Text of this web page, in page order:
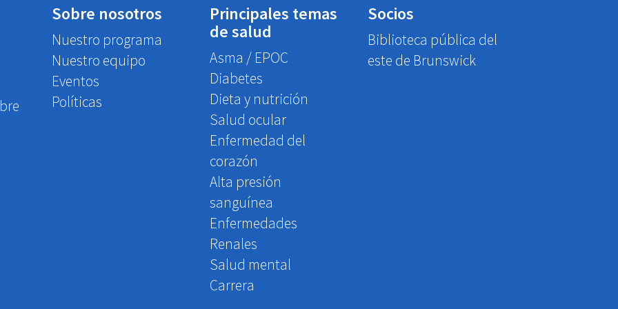
Sobre nosotros
Nuestro programa
Nuestro equipo
Eventos
Políticas
Principales temas
de salud
Asma / EPOC
Diabetes
Dieta y nutrición
Salud ocular
Enfermedad del
corazón
Alta presión
sanguínea
Enfermedades
Renales
Salud mental
Carrera
Socios
Biblioteca pública del
este de Brunswick